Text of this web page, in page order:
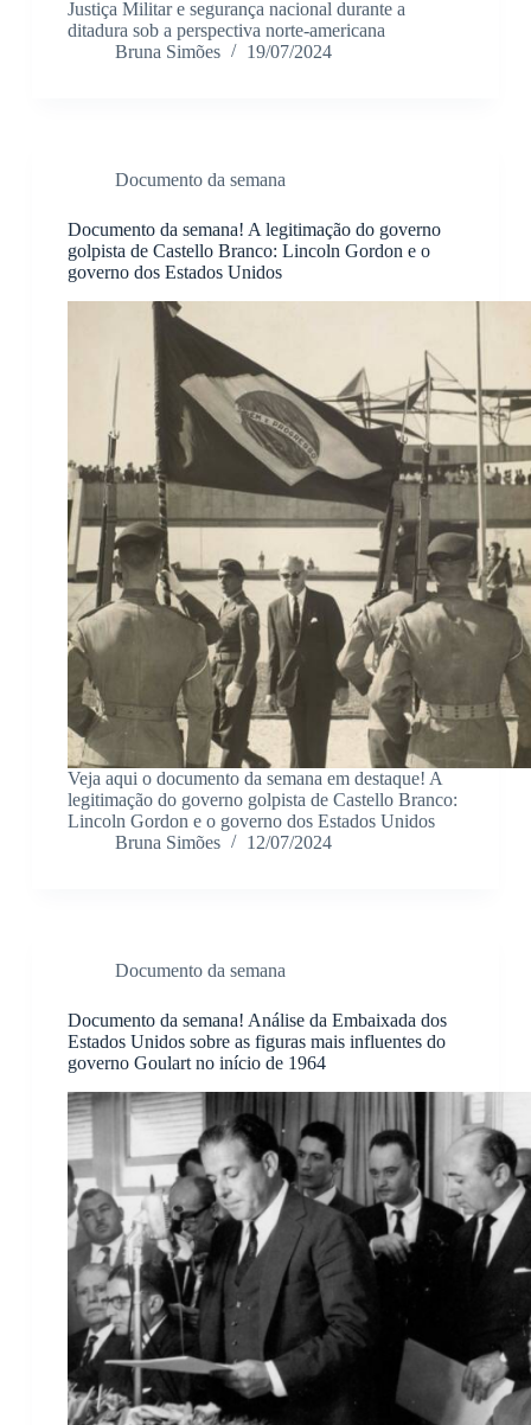
Justiça Militar e segurança nacional durante a
ditadura sob a perspectiva norte-americana
Bruna Simões
19/07/2024
Documento da semana
Documento da semana! A legitimação do governo
golpista de Castello Branco: Lincoln Gordon e o
governo dos Estados Unidos
Veja aqui o documento da semana em destaque! A
legitimação do governo golpista de Castello Branco:
Lincoln Gordon e o governo dos Estados Unidos
Bruna Simões
12/07/2024
Documento da semana
Documento da semana! Análise da Embaixada dos
Estados Unidos sobre as figuras mais influentes do
governo Goulart no início de 1964